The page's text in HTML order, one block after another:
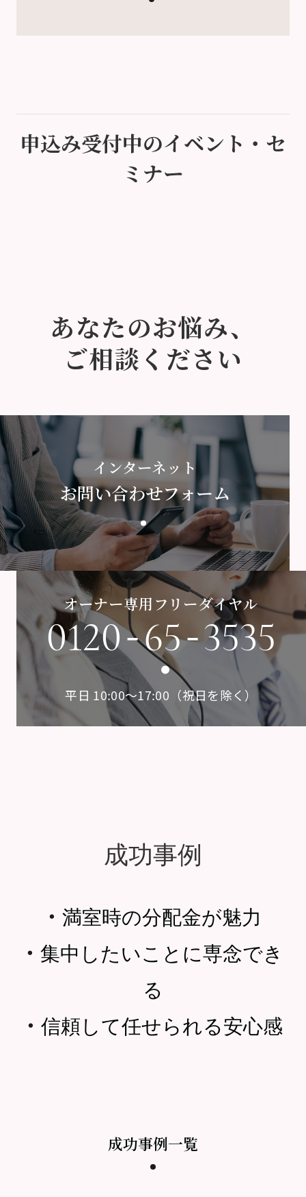
申込み受付中のイベント・セ
ミナー
あなたのお悩み、
ご相談ください
インターネット
お問い合わせフォーム
オーナー専用フリーダイヤル
0120-65-3535
平日 10:00〜17:00（祝日を除く）
成功事例
・ 満室時の分配金が魅力
・ 集中したいことに専念でき
る
・ 信頼して任せられる安心感
成功事例一覧